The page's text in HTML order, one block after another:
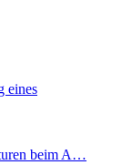
eines
beim A…